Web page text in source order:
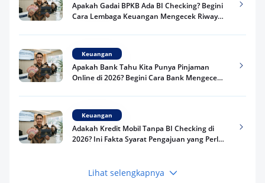
Apakah Gadai BPKB Ada BI Checking? Begini
Cara Lembaga Keuangan Mengecek Riwayat
Keuangan
Apakah Bank Tahu Kita Punya Pinjaman
Online di 2026? Begini Cara Bank Mengecek
Keuangan
Adakah Kredit Mobil Tanpa BI Checking di
2026? Ini Fakta Syarat Pengajuan yang Perlu
Keuangan
Lihat selengkapnya